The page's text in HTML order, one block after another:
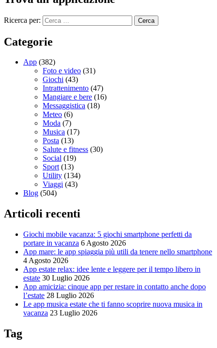
Ricerca per:
Categorie
App (382)
Foto e video (31)
Giochi (43)
Intrattenimento (47)
Mangiare e bere (16)
Messaggistica (18)
Meteo (6)
Moda (7)
Musica (17)
Posta (13)
Salute e fitness (30)
Social (19)
Sport(13)
Utility (134)
Viaggi (43)
Blog (504)
Articoli recenti
Giochi mobile vacanza: 5 giochi smartphone perfetti da
portare in vacanza 6 Agosto 2026
App mare: le app spiaggia più utili da tenere nello smartphone
4 Agosto 2026
App estate relax: idee lente e leggere per il tempo libero in
estate 30 Luglio 2026
App amicizia: cinque app per restare in contatto anche dopo
l’estate 28 Luglio 2026
Le app musica estate che ti fanno scoprire nuova musica in
vacanza 23 Luglio 2026
Tag